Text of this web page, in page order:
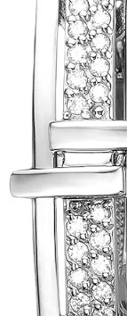
птицы
растительный
ремни
ромб
рыбки
самолёт
сердце
слова
слоны
собаки